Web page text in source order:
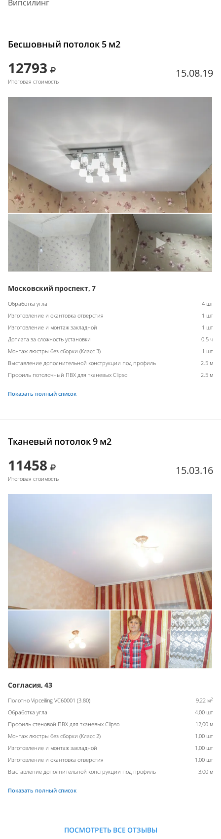
Випсилинг
Бесшовный потолок 5 м2
12793
Итоговая стоимость
15.08.19
Московский проспект, 7
Обработка угла
4 шт
Изготовление и окантовка отверстия
1 шт
Изготовление и монтаж закладной
1 шт
Доплата за сложность установки
0.5 ч
Монтаж люстры без сборки (Класс 3)
1 шт
Выставление дополнительной конструкции под профиль
2.5 м
Профиль потолочный ПВХ для тканевых Clipso
2.5 м
Показать полный список
Тканевый потолок 9 м2
11458
Итоговая стоимость
15.03.16
Согласия, 43
Полотно Vipceiling VC60001 (3.80) 9,22 м2
Обработка угла
4,00 шт
Профиль стеновой ПВХ для тканевых Clipso
12,00 м
Монтаж люстры без сборки (Класс 2)
1,00 шт
Изготовление и монтаж закладной
1,00 шт
Изготовление и окантовка отверстия
1,00 шт
Выставление дополнительной конструкции под профиль
3,00 м
Показать полный список
ПОСМОТРЕТЬ ВСЕ ОТЗЫВЫ